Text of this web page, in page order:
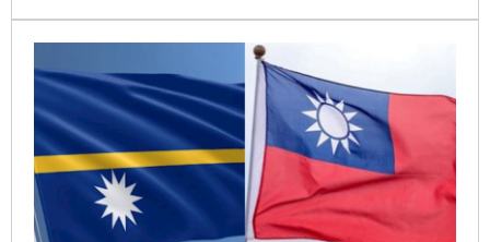
區立委李德維今（16）日回應表示，斷交不要只會譴責
中國大陸，「若只是一昧地把責任推給中國大陸，外交
部長也太好當了吧！」